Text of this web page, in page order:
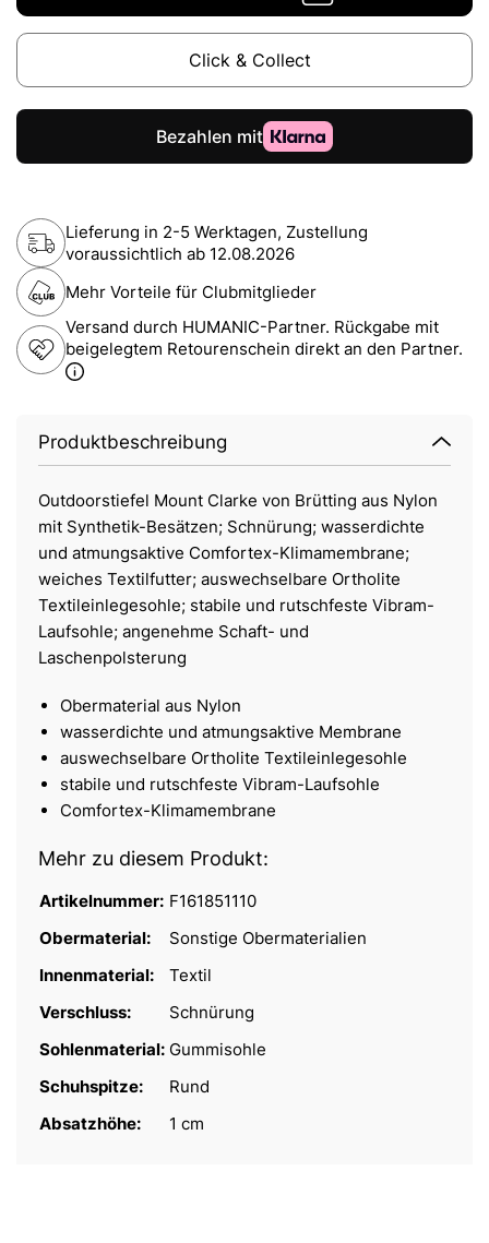
Click & Collect
Lieferung in 2-5 Werktagen, Zustellung
voraussichtlich ab 12.08.2026
Mehr Vorteile für Clubmitglieder
Versand durch HUMANIC-Partner. Rückgabe mit
beigelegtem Retourenschein direkt an den Partner.
Produktbeschreibung
Outdoorstiefel Mount Clarke von Brütting aus Nylon
mit Synthetik-Besätzen; Schnürung; wasserdichte
und atmungsaktive Comfortex-Klimamembrane;
weiches Textilfutter; auswechselbare Ortholite
Textileinlegesohle; stabile und rutschfeste Vibram-
Laufsohle; angenehme Schaft- und
Laschenpolsterung
Obermaterial aus Nylon
wasserdichte und atmungsaktive Membrane
auswechselbare Ortholite Textileinlegesohle
stabile und rutschfeste Vibram-Laufsohle
Comfortex-Klimamembrane
Mehr zu diesem Produkt:
Artikelnummer: F161851110
Obermaterial:
Sonstige Obermaterialien
Innenmaterial:
Textil
Verschluss:
Schnürung
Sohlenmaterial: Gummisohle
Schuhspitze:
Rund
Absatzhöhe:
1 cm